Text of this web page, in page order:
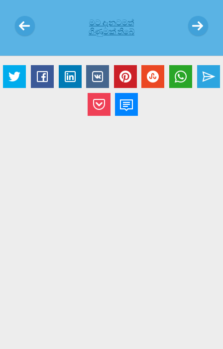
මට දැනටමත්
ගිණුමක් තිබේ